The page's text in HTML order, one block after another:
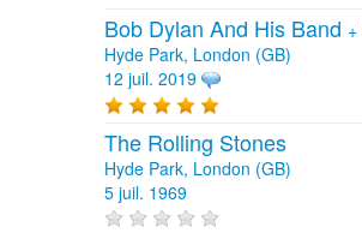
Bob Dylan And His Band +
Hyde Park, London (GB)
12 juil. 2019
The Rolling Stones
Hyde Park, London (GB)
5 juil. 1969